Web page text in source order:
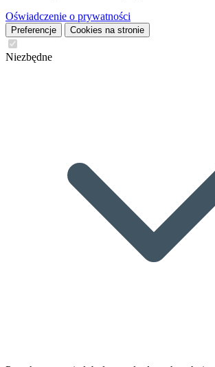
Oświadczenie o prywatności
Preferencje Cookies na stronie
Niezbędne